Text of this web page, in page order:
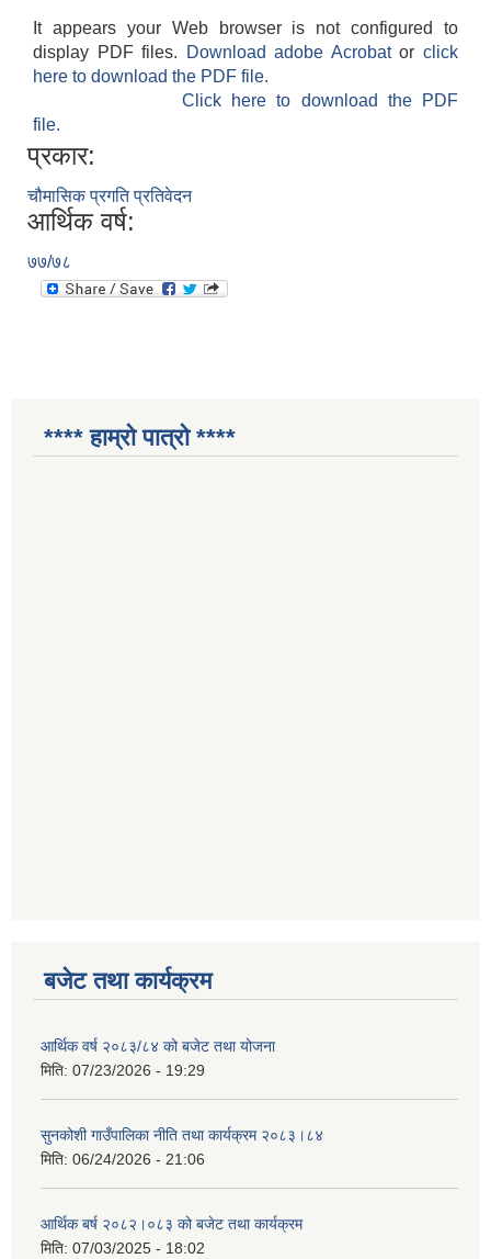
It appears your Web browser is not configured to
display PDF files.
Download adobe Acrobatorclick
here to download the PDF file.
Click here to download the PDF
file.
प्रकार:
चौमासिक प्रगति प्रतिवेदन
आर्थिक वर्ष:
७७/७८
**** हाम्रो पात्रो ****
बजेट तथा कार्यक्रम
आर्थिक वर्ष २०८३/८४ को बजेट तथा योजना
मिति: 07/23/2026 - 19:29
सुनकोशी गाउँपालिका नीति तथा कार्यक्रम २०८३।८४
मिति: 06/24/2026 - 21:06
आर्थिक बर्ष २०८२।०८३ को बजेट तथा कार्यक्रम
मिति: 07/03/2025 - 18:02